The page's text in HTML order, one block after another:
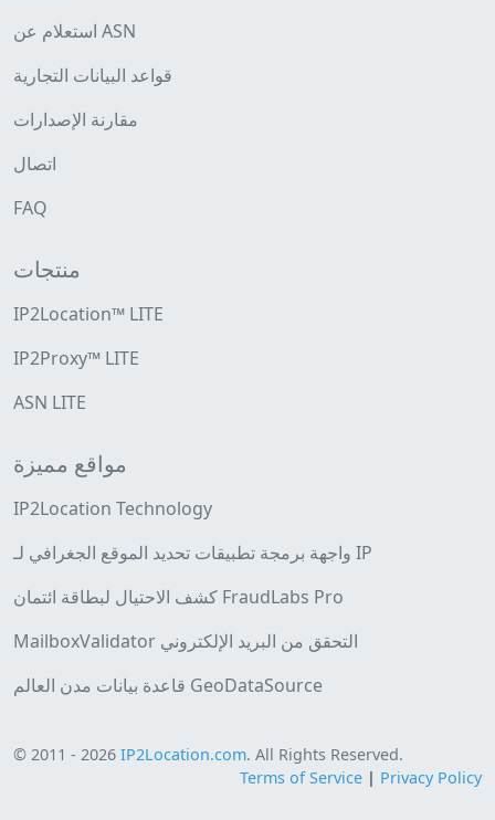
استعلام عن ASN
قواعد البيانات التجارية
مقارنة الإصدارات
اتصال
FAQ
منتجات
IP2Location™ LITE
IP2Proxy™ LITE
ASN LITE
مواقع مميزة
IP2Location Technology
واجهة برمجة تطبيقات تحديد الموقع الجغرافي لـ IP
كشف الاحتيال لبطاقة ائتمان FraudLabs Pro
MailboxValidator التحقق من البريد الإلكتروني
قاعدة بيانات مدن العالم GeoDataSource
© 2011 - 2026 IP2Location.com. All Rights Reserved.
Terms of Service | Privacy Policy